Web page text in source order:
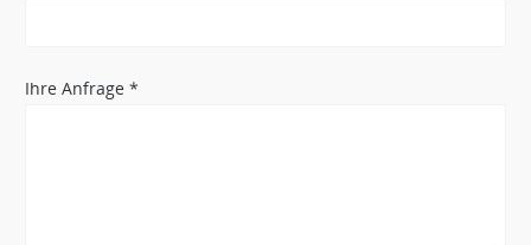
Ihre Anfrage *